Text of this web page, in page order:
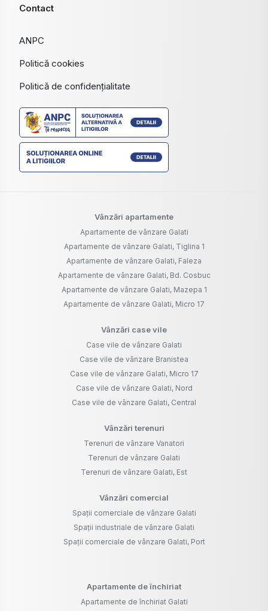
Contact
ANPC
Politică cookies
Politică de confidențialitate
Vânzări apartamente
Apartamente de vânzare Galati
Apartamente de vânzare Galati, Tiglina 1
Apartamente de vânzare Galati, Faleza
Apartamente de vânzare Galati, Bd. Cosbuc
Apartamente de vânzare Galati, Mazepa 1
Apartamente de vânzare Galati, Micro 17
Vânzări case vile
Case vile de vânzare Galati
Case vile de vânzare Branistea
Case vile de vânzare Galati, Micro 17
Case vile de vânzare Galati, Nord
Case vile de vânzare Galati, Central
Vânzări terenuri
Terenuri de vânzare Vanatori
Terenuri de vânzare Galati
Terenuri de vânzare Galati, Est
Vânzări comercial
Spații comerciale de vânzare Galati
Spații industriale de vânzare Galati
Spații comerciale de vânzare Galati, Port
Apartamente de închiriat
Apartamente de închiriat Galati